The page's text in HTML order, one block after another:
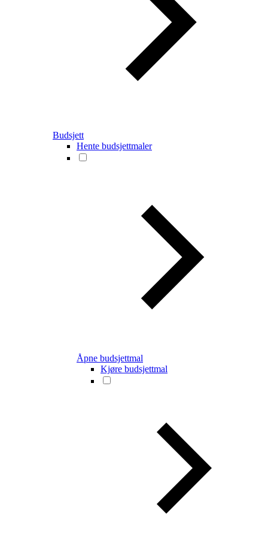
Budsjett
Hente budsjettmaler
Åpne budsjettmal
Kjøre budsjettmal